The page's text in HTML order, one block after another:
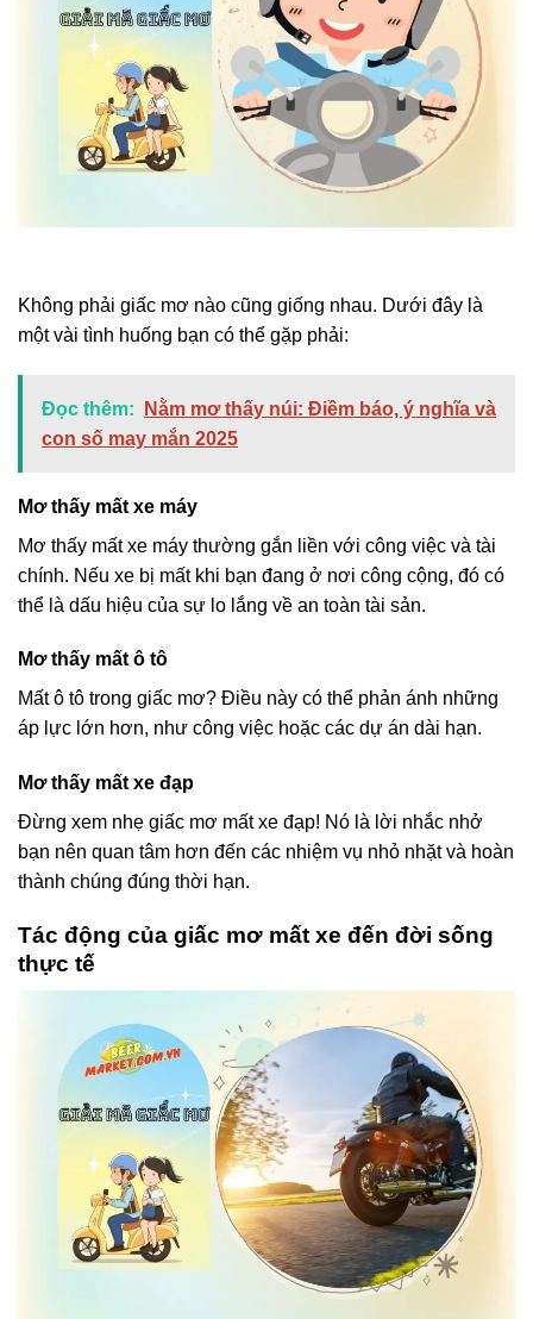
Không phải giấc mơ nào cũng giống nhau. Dưới đây là
một vài tình huống bạn có thể gặp phải:
Đọc thêm:
Nằm mơ thấy núi: Điềm báo, ý nghĩa và
con số may mắn 2025
Mơ thấy mất xe máy
Mơ thấy mất xe máy thường gắn liền với công việc và tài
chính. Nếu xe bị mất khi bạn đang ở nơi công cộng, đó có
thể là dấu hiệu của sự lo lắng về an toàn tài sản.
Mơ thấy mất ô tô
Mất ô tô trong giấc mơ? Điều này có thể phản ánh những
áp lực lớn hơn, như công việc hoặc các dự án dài hạn.
Mơ thấy mất xe đạp
Đừng xem nhẹ giấc mơ mất xe đạp! Nó là lời nhắc nhở
bạn nên quan tâm hơn đến các nhiệm vụ nhỏ nhặt và hoàn
thành chúng đúng thời hạn.
Tác động của giấc mơ mất xe đến đời sống
thực tế